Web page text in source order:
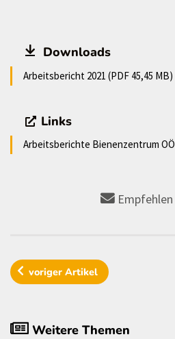
Downloads
Arbeitsbericht 2021 (PDF 45,45 MB)
Links
Arbeitsberichte Bienenzentrum OÖ
Empfehlen
vorigerArtikel
Weitere Themen